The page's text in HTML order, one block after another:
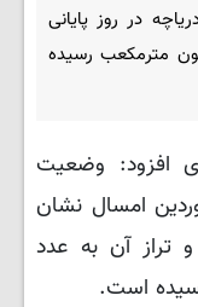
در روز پایانی
به ۲ میلیارد و ۸۹۰ میلیون مترمکعب رسیده
افزود: وضعیت
امسال نشان
تراز آن به عدد